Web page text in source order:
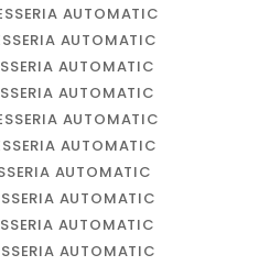
AUTOMATIC
AUTOMATIC
AUTOMATIC
AUTOMATIC
AUTOMATIC
AUTOMATIC
AUTOMATIC
AUTOMATIC
AUTOMATIC
AUTOMATIC